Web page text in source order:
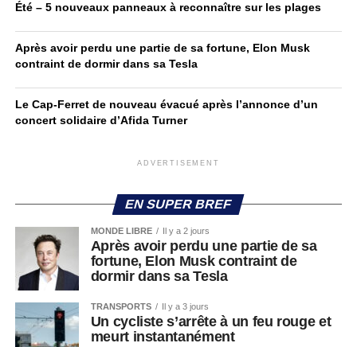
Été – 5 nouveaux panneaux à reconnaître sur les plages
Après avoir perdu une partie de sa fortune, Elon Musk
contraint de dormir dans sa Tesla
Le Cap-Ferret de nouveau évacué après l’annonce d’un
concert solidaire d’Afida Turner
ADVERTISEMENT
EN SUPER BREF
MONDE LIBRE Il y a 2 jours
Après avoir perdu une partie de sa
fortune, Elon Musk contraint de
dormir dans sa Tesla
TRANSPORTS Il y a 3 jours
Un cycliste s’arrête à un feu rouge et
meurt instantanément